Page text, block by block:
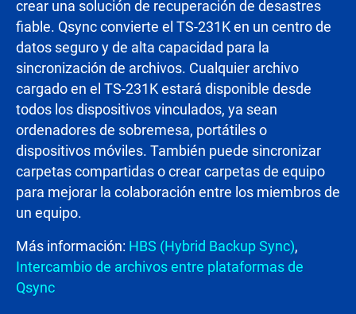
crear una solución de recuperación de desastres
fiable. Qsync convierte el TS-231K en un centro de
datos seguro y de alta capacidad para la
sincronización de archivos. Cualquier archivo
cargado en el TS-231K estará disponible desde
todos los dispositivos vinculados, ya sean
ordenadores de sobremesa, portátiles o
dispositivos móviles. También puede sincronizar
carpetas compartidas o crear carpetas de equipo
para mejorar la colaboración entre los miembros de
un equipo.
Más información: HBS (Hybrid Backup Sync),
Intercambio de archivos entre plataformas de
Qsync